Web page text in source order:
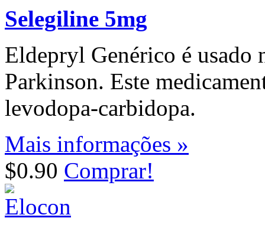
Selegiline 5mg
Eldepryl Genérico é usado
Parkinson. Este
levodopa-carbidopa.
Mais informações »
$0.90 Comprar!